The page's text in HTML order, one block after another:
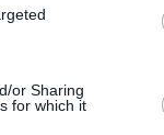
or Sharing
for which it
όχι μόνο
, τη